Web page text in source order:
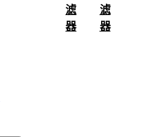
滤
器
滤
器